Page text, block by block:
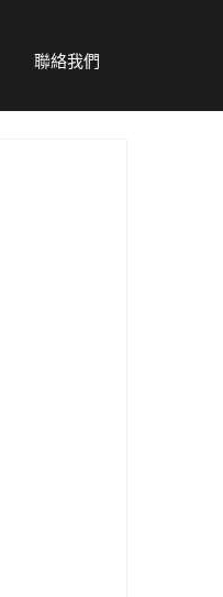
聯絡我們